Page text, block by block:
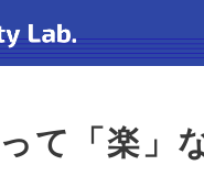
て「楽」